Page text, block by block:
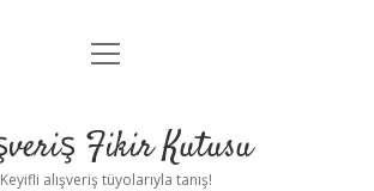
Anasayfa
Yasal Uyarı
menüyü
Fikir Kutusu
Keyifli alışveriş tüyolarıyla tanış!